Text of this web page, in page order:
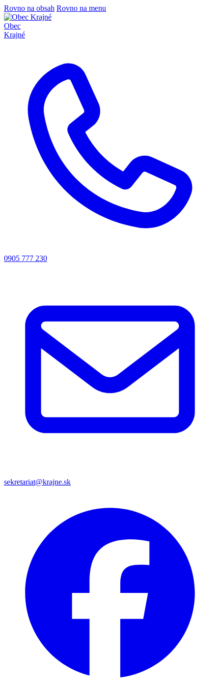
Rovno na obsah Rovno na menu
Obec
Krajné
0905 777 230
sekretariat@krajne.sk